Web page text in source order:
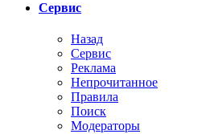
Сервис
Назад
Сервис
Реклама
Непрочитанное
Правила
Поиск
Модераторы